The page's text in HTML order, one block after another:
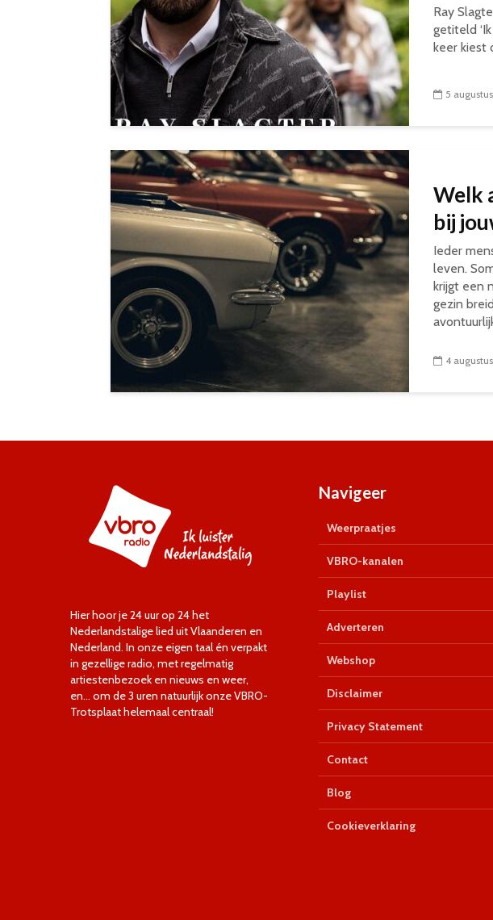
Ray
getiteld
keer kiest
5
Welk
bij
Ieder
leven.
krijgt een
gezin
4
Hier hoor je 24 uur op 24 het
Nederlandstalige lied uit Vlaanderen en
Nederland. In onze eigen taal én verpakt
in gezellige radio, met regelmatig
artiestenbezoek en nieuws en weer,
en… om de 3 uren natuurlijk onze VBRO-
Trotsplaat helemaal centraal!
Navigeer
Weerpraatjes
VBRO-kanalen
Playlist
Adverteren
Webshop
Disclaimer
Privacy Statement
Contact
Blog
Cookieverklaring